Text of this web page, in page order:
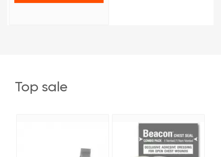
top sale